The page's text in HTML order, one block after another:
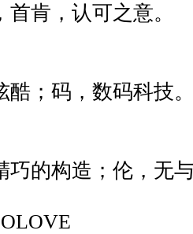
肯，认可之意。
；码，数码科技
的构造；伦，无